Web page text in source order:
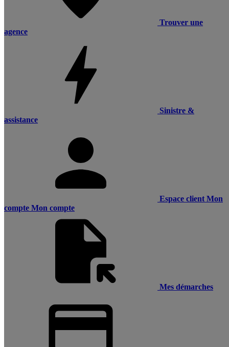
Trouver une
agence
Sinistre &
assistance
Espace client Mon
compte Mon compte
Mes démarches